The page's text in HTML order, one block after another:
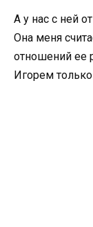
А у нас с ней
Она меня
отношений ее
Игорем только